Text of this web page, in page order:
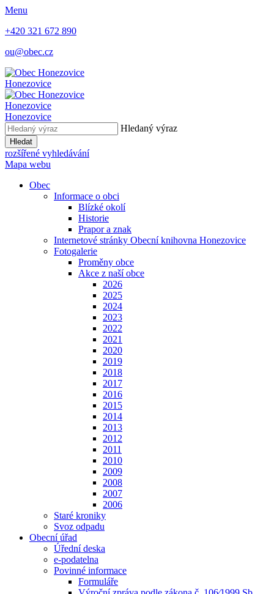
Menu
+420 321 672 890
ou@obec.cz
Honezovice
Honezovice
Honezovice
Hledaný výraz
Hledat
rozšířené vyhledávání
Mapa webu
Obec
Informace o obci
Blízké okolí
Historie
Prapor a znak
Internetové stránky Obecní knihovna Honezovice
Fotogalerie
Proměny obce
Akce z naší obce
2026
2025
2024
2023
2022
2021
2020
2019
2018
2017
2016
2015
2014
2013
2012
2011
2010
2009
2008
2007
2006
Staré kroniky
Svoz odpadu
Obecní úřad
Úřední deska
e-podatelna
Povinné informace
Formuláře